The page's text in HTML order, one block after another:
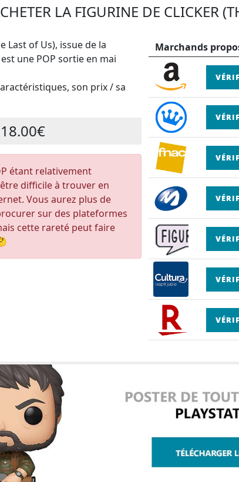
LA FIGURINE DE CLICKER
Last of Us), issue de la
une POP sortie en mai
son prix / sa
18.00€
étant relativement
difficile à trouver en
Vous aurez plus de
sur des plateformes
cette rareté peut faire
Marchands